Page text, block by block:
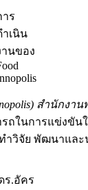
าร
ำเนิน
านของ
สำนักง
ในการแข่งขั
วิจัย พัฒนาแล
ร.อัคร